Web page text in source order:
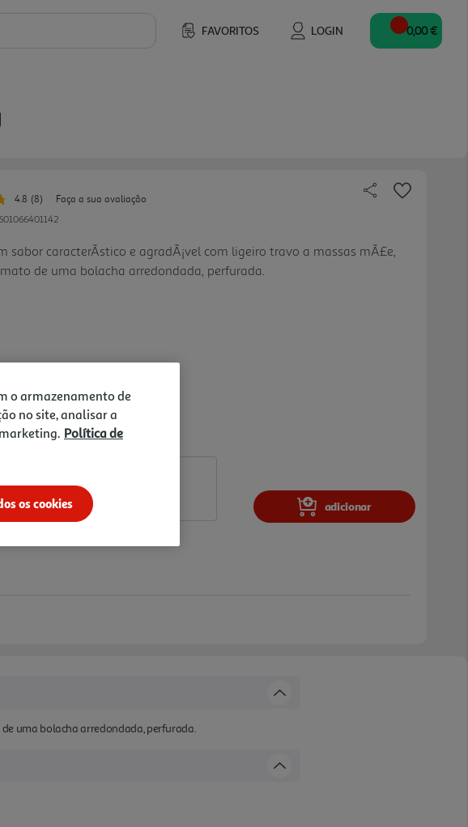
FAVORITOS LOGIN 0,00 €
4.8 Leu
8
para
a
(8)
Faça a sua avaliação
sabor caracterÃ­stico e agradÃ¡vel com ligeiro travo a massas mÃ£e,
de uma bolacha arredondada, perfurada.
from
2026 a 24/8/2026
adicionar
de uma bolacha arredondada, perfurada.
o armazenamento de
no site, analisar a
Política de
os cookies